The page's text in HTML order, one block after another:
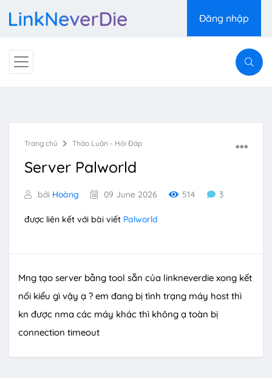
Đăng nhập
Trang chủ Thảo Luận - Hỏi Đáp
Server Palworld
bởi Hoàng 09 June 2026 514 3
được liên kết với bài viết Palworld
Mng tạo server bằng tool sẵn của linkneverdie xong kết
nối kiểu gì vậy ạ ? em đang bị tình trạng máy host thì
kn được nma các máy khác thì không ạ toàn bị
connection timeout